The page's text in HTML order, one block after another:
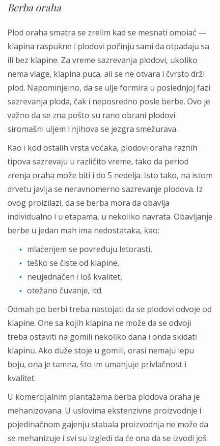
Berba oraha
Plod oraha smatra se zrelim kad se mesnati omoiać —
klapina raspukne i plodovi počinju sami da otpadaju sa
ili bez klapine. Za vreme sazrevanja plodovi, ukoliko
nema vlage, klapina puca, ali se ne otvara i čvrsto drži
plod. Napominjeino, da se ulje formira u poslednjoj fazi
sazrevanja ploda, čak i neposredno posle berbe. Ovo je
važno da se zna pošto su rano obrani plodovi
siromašni uljem i njihova se jezgra smežurava.
Kao i kod ostalih vrsta voćaka, plodovi oraha raznih
tipova sazrevaju u različito vreme, tako da period
zrenja oraha može biti i do 5 nedelja. Isto tako, na istom
drvetu javlja se neravnomerno sazrevanje plodova. Iz
ovog proizilazi, da se berba mora da obavlja
individualno i u etapama, u nekoliko navrata. Obavljanje
berbe u jedan mah ima nedostataka, kao:
mlaćenjem se povređuju letorasti,
teško se čiste od klapine,
neujednačen i loš kvalitet,
otežano čuvanje, itd.
Odmah po berbi treba nastojati da se plodovi odvoje od
klapine. One sa kojih klapina ne može da se odvoji
treba ostaviti na gomili nekoliko dana i onda skidati
klapinu. Ako duže stoje u gomili, orasi nemaju lepu
boju, ona je tamna, što im umanjuje privlačnost i
kvalitet.
U komercijalnim plantažama berba plodova oraha je
mehanizovana. U uslovima ekstenzivne proizvodnje i
pojedinačnom gajenju stabala proizvodnja ne može da
se mehanizuje i svi su izgledi da će ona da se izvodi još